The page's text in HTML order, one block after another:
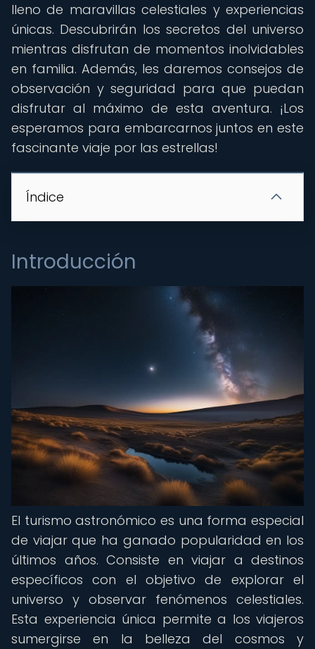
lleno de maravillas celestiales y experiencias
únicas. Descubrirán los secretos del universo
mientras disfrutan de momentos inolvidables
en familia. Además, les daremos consejos de
observación y seguridad para que puedan
disfrutar al máximo de esta aventura. ¡Los
esperamos para embarcarnos juntos en este
fascinante viaje por las estrellas!
Índice
Introducción
El turismo astronómico es una forma especial
de viajar que ha ganado popularidad en los
últimos años. Consiste en viajar a destinos
específicos con el objetivo de explorar el
universo y observar fenómenos celestiales.
Esta experiencia única permite a los viajeros
sumergirse en la belleza del cosmos y